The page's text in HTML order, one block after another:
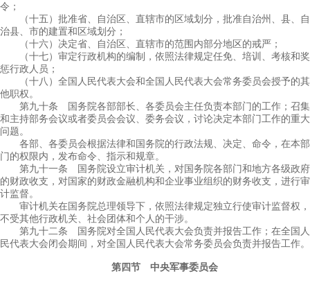
令；
（十五）批准省、自治区、直辖市的区域划分，批准自治州、县、自
治县、市的建置和区域划分；
（十六）决定省、自治区、直辖市的范围内部分地区的戒严；
（十七）审定行政机构的编制，依照法律规定任免、培训、考核和奖
惩行政人员；
（十八）全国人民代表大会和全国人民代表大会常务委员会授予的其
他职权。
第九十条 国务院各部部长、各委员会主任负责本部门的工作；召集
和主持部务会议或者委员会会议、委务会议，讨论决定本部门工作的重大
问题。
各部、各委员会根据法律和国务院的行政法规、决定、命令，在本部
门的权限内，发布命令、指示和规章。
第九十一条 国务院设立审计机关，对国务院各部门和地方各级政府
的财政收支，对国家的财政金融机构和企业事业组织的财务收支，进行审
计监督。
审计机关在国务院总理领导下，依照法律规定独立行使审计监督权，
不受其他行政机关、社会团体和个人的干涉。
第九十二条 国务院对全国人民代表大会负责并报告工作；在全国人
民代表大会闭会期间，对全国人民代表大会常务委员会负责并报告工作。
第四节 中央军事委员会